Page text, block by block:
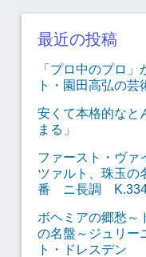
最近の投稿
「プロ中のプロ
ト・園田高弘の芸
安くて本格的な
まる」
ファースト・ヴァ
ツァルト、珠玉の
番 ニ長調 K.334
ボヘミアの郷愁
の名盤～ジュリー
ト・ドレスデン